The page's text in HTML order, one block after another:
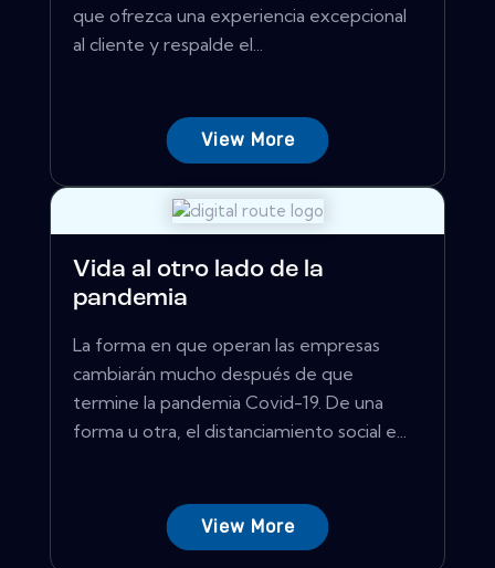
que ofrezca una experiencia excepcional
al cliente y respalde el...
View More
Vida al otro lado de la
pandemia
La forma en que operan las empresas
cambiarán mucho después de que
termine la pandemia Covid-19. De una
forma u otra, el distanciamiento social e...
View More